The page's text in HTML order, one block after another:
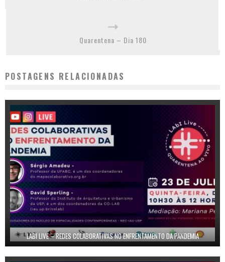
Quarentena – Dia 180
POSTAGENS RELACIONADAS
LABI LIVE – REDES COLABORATIVAS NO ENFRENTAMENTO DA PANDEMIA